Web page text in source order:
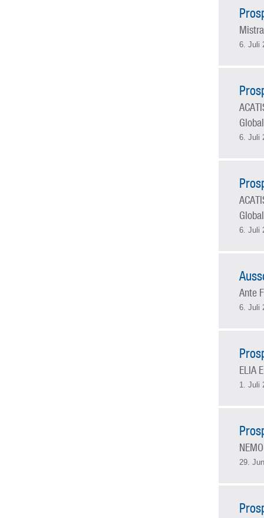
6. Juli
6. Juli
6. Juli
Ante
6. Juli
ELIA
1. Juli
29.